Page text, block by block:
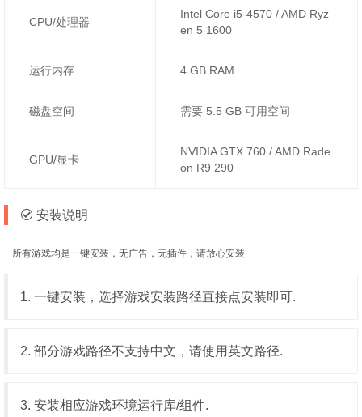
CPU/处理器
Intel Core i5-4570 / AMD Ryz
en 5 1600
运行内存 4 GB RAM
磁盘空间 需要 5.5 GB 可用空间
GPU/显卡
NVIDIA GTX 760 / AMD Rade
on R9 290
安装说明
所有游戏均是一键安装，无广告，无插件，请放心安装
1. 一键安装，选择游戏安装路径直接点安装即可.
2. 部分游戏路径不支持中文，请使用英文路径.
3. 安装相应游戏环境运行库/组件.